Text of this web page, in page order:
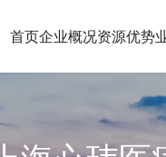
首页企业概况资源优势